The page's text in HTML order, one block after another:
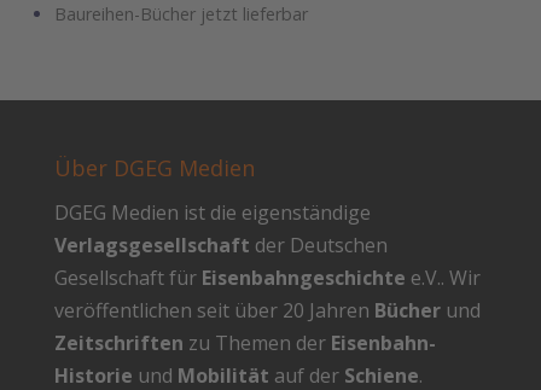
Baureihen-Bücher jetzt lieferbar
Über DGEG Medien
DGEG Medien ist die eigenständige
Verlagsgesellschaft der Deutschen
Gesellschaft für Eisenbahngeschichte e.V.. Wir
veröffentlichen seit über 20 Jahren Bücherund
Zeitschriften zu Themen der Eisenbahn-
Historie und Mobilität auf der Schiene.